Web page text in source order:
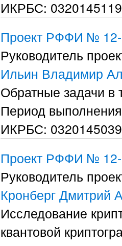
ИКРБС:
Проект РФФИ № 12-
Руководитель
Ильин Владимир
Обратные задачи в
Период
ИКРБС:
Проект РФФИ №
Руководитель
Кронберг Дмитрий
Исследование
квантовой